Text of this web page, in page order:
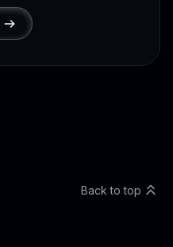
Back to top